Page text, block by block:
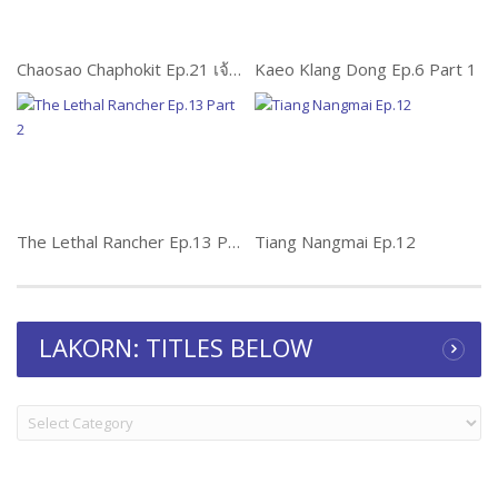
Chaosao Chaphokit Ep.21 เจ้าสาวเฉพาะกิจ Kaeo Klang Dong Ep.6 Part 1
The Lethal Rancher Ep.13 Part 2 Tiang Nangmai Ep.12
LAKORN: TITLES BELOW
LAKORN:
TITLES